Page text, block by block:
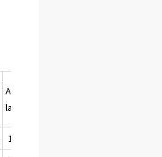
Alle 18-v.
lapsia
1 341 330